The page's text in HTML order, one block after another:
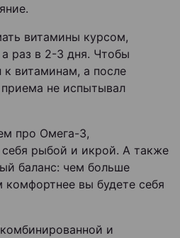
витамины курсом,
раз в 2-3 дня. Чтобы
к витаминам, а после
не испытывал
про Омега-3,
рыбой и икрой. А также
баланс: чем больше
комфортнее вы будете себя
и